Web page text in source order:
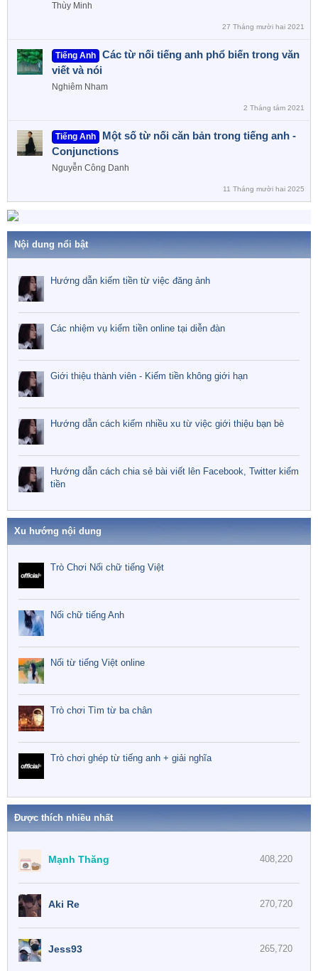
Thùy Minh
27 Tháng mười hai 2021
Tiếng Anh
Các từ nối tiếng anh phổ biến trong văn
viết và nói
Nghiêm Nham
2 Tháng tám 2021
Tiếng Anh
Một số từ nối căn bản trong tiếng anh -
Conjunctions
Nguyễn Công Danh
11 Tháng mười hai 2025
Nội dung nổi bật
Hướng dẫn kiếm tiền từ việc đăng ảnh
Các nhiệm vụ kiếm tiền online tại diễn đàn
Giới thiệu thành viên - Kiếm tiền không giới hạn
Hướng dẫn cách kiếm nhiều xu từ việc giới thiệu bạn bè
Hướng dẫn cách chia sẻ bài viết lên Facebook, Twitter kiếm
tiền
Xu hướng nội dung
Trò Chơi Nối chữ tiếng Việt
Nối chữ tiếng Anh
Nối từ tiếng Việt online
Trò chơi Tìm từ ba chân
Trò chơi ghép từ tiếng anh + giải nghĩa
Được thích nhiều nhất
408,220
Mạnh Thăng
270,720
Aki Re
265,720
Jess93